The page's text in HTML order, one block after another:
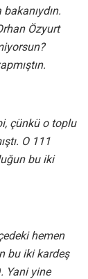
Özyurt
çünkü o toplu
O 111
bu iki
hemen
bu iki kardeş
Yani yine